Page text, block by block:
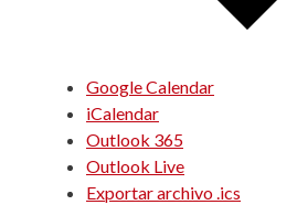
Google Calendar
iCalendar
Outlook 365
Outlook Live
Exportar archivo .ics